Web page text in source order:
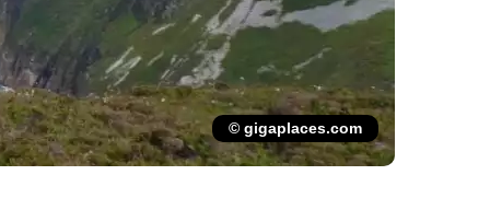
© gigaplaces.com